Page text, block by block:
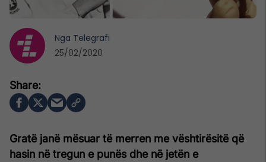
Gratë janë mësuar të merren me vështirësitë që
hasin në tregun e punës dhe në jetën e
Nga Telegrafi
25/02/2020